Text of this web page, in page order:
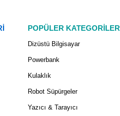
POPÜLER KATEGORİLER
Dizüstü Bilgisayar
Powerbank
Kulaklık
Robot Süpürgeler
Yazıcı & Tarayıcı